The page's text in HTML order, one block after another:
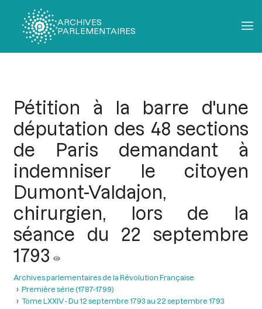
ARCHIVES
PARLEMENTAIRES
Pétition à la barre d'une
députation des 48 sections
de Paris demandant à
indemniser le citoyen
Dumont-Valdajon,
chirurgien, lors de la
séance du 22 septembre
1793
Archives parlementaires de la Révolution Française
Première série (1787-1799)
Tome LXXIV - Du 12 septembre 1793 au 22 septembre 1793